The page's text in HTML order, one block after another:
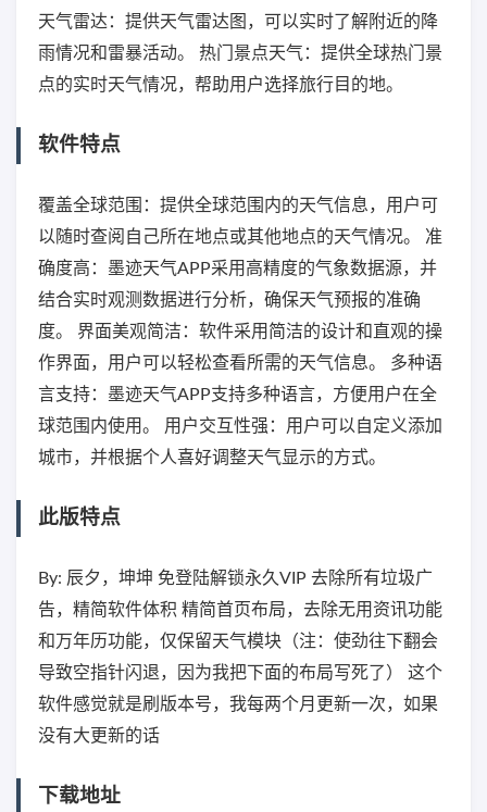
天气雷达：提供天气雷达图，可以实时了解附近的降
雨情况和雷暴活动。 热门景点天气：提供全球热门景
点的实时天气情况，帮助用户选择旅行目的地。
软件特点
覆盖全球范围：提供全球范围内的天气信息，用户可
以随时查阅自己所在地点或其他地点的天气情况。 准
确度高：墨迹天气APP采用高精度的气象数据源，并
结合实时观测数据进行分析，确保天气预报的准确
度。 界面美观简洁：软件采用简洁的设计和直观的操
作界面，用户可以轻松查看所需的天气信息。 多种语
言支持：墨迹天气APP支持多种语言，方便用户在全
球范围内使用。 用户交互性强：用户可以自定义添加
城市，并根据个人喜好调整天气显示的方式。
此版特点
By: 辰夕，坤坤 免登陆解锁永久VIP 去除所有垃圾广
告，精简软件体积 精简首页布局，去除无用资讯功能
和万年历功能，仅保留天气模块（注：使劲往下翻会
导致空指针闪退，因为我把下面的布局写死了） 这个
软件感觉就是刷版本号，我每两个月更新一次，如果
没有大更新的话
下载地址